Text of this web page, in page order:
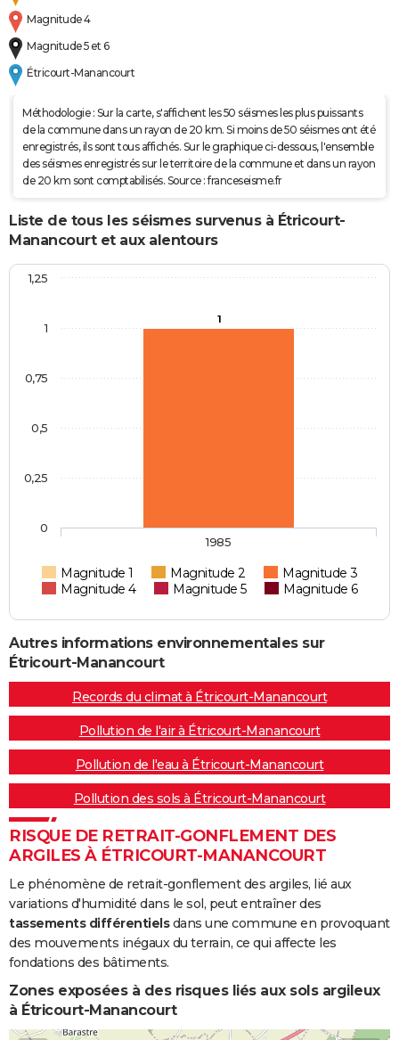
Magnitude 4
Magnitude 5 et 6
Étricourt-Manancourt
Méthodologie : Sur la carte, s'affichent les 50 séismes les plus puissants
de la commune dans un rayon de 20 km. Si moins de 50 séismes ont été
enregistrés, ils sont tous affichés. Sur le graphique ci-dessous, l'ensemble
des séismes enregistrés sur le territoire de la commune et dans un rayon
de 20 km sont comptabilisés. Source : franceseisme.fr
Liste de tous les séismes survenus à Étricourt-
Manancourt et aux alentours
1
Magnitude 1 Magnitude 2
Magnitude 3
Magnitude 4
Magnitude 5 Magnitude 6
1985
0
0,25
0,5
0,75
1
1,25
Autres informations environnementales sur
Étricourt-Manancourt
Records du climat à Étricourt-Manancourt
Pollution de l'air à Étricourt-Manancourt
Pollution de l'eau à Étricourt-Manancourt
Pollution des sols à Étricourt-Manancourt
RISQUE DE RETRAIT-GONFLEMENT DES
ARGILES À ÉTRICOURT-MANANCOURT
Le phénomène de retrait-gonflement des argiles, lié aux
variations d'humidité dans le sol, peut entraîner des
tassements différentielsdans une commune en provoquant
des mouvements inégaux du terrain, ce qui affecte les
fondations des bâtiments.
Zones exposées à des risques liés aux sols argileux
à Étricourt-Manancourt